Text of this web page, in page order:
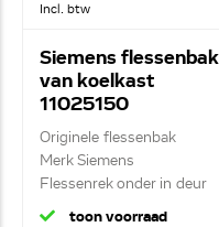
Incl. btw
Siemens flessenbak
van koelkast
11025150
Originele flessenbak
Merk Siemens
Flessenrek onder in deur
toon voorraad